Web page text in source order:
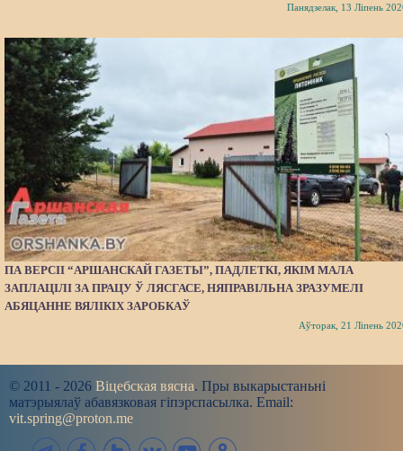
Панядзелак, 13 Ліпень
ПА ВЕРСІІ “АРШАНСКАЙ ГАЗЕТЫ”, ПАДЛЕТКІ, ЯКІМ МАЛА
ЗАПЛАЦІЛІ ЗА ПРАЦУ Ў ЛЯСГАСЕ, НЯПРАВІЛЬНА ЗРАЗУМЕЛІ
АБЯЦАННЕ ВЯЛІКІХ ЗАРОБКАЎ
Аўторак, 21 Ліпень
© 2011 - 2026 Віцебская вясна. Пры выкарыстаньні
матэрыялаў абавязковая гіпэрспасылка. Email:
vit.spring@proton.me